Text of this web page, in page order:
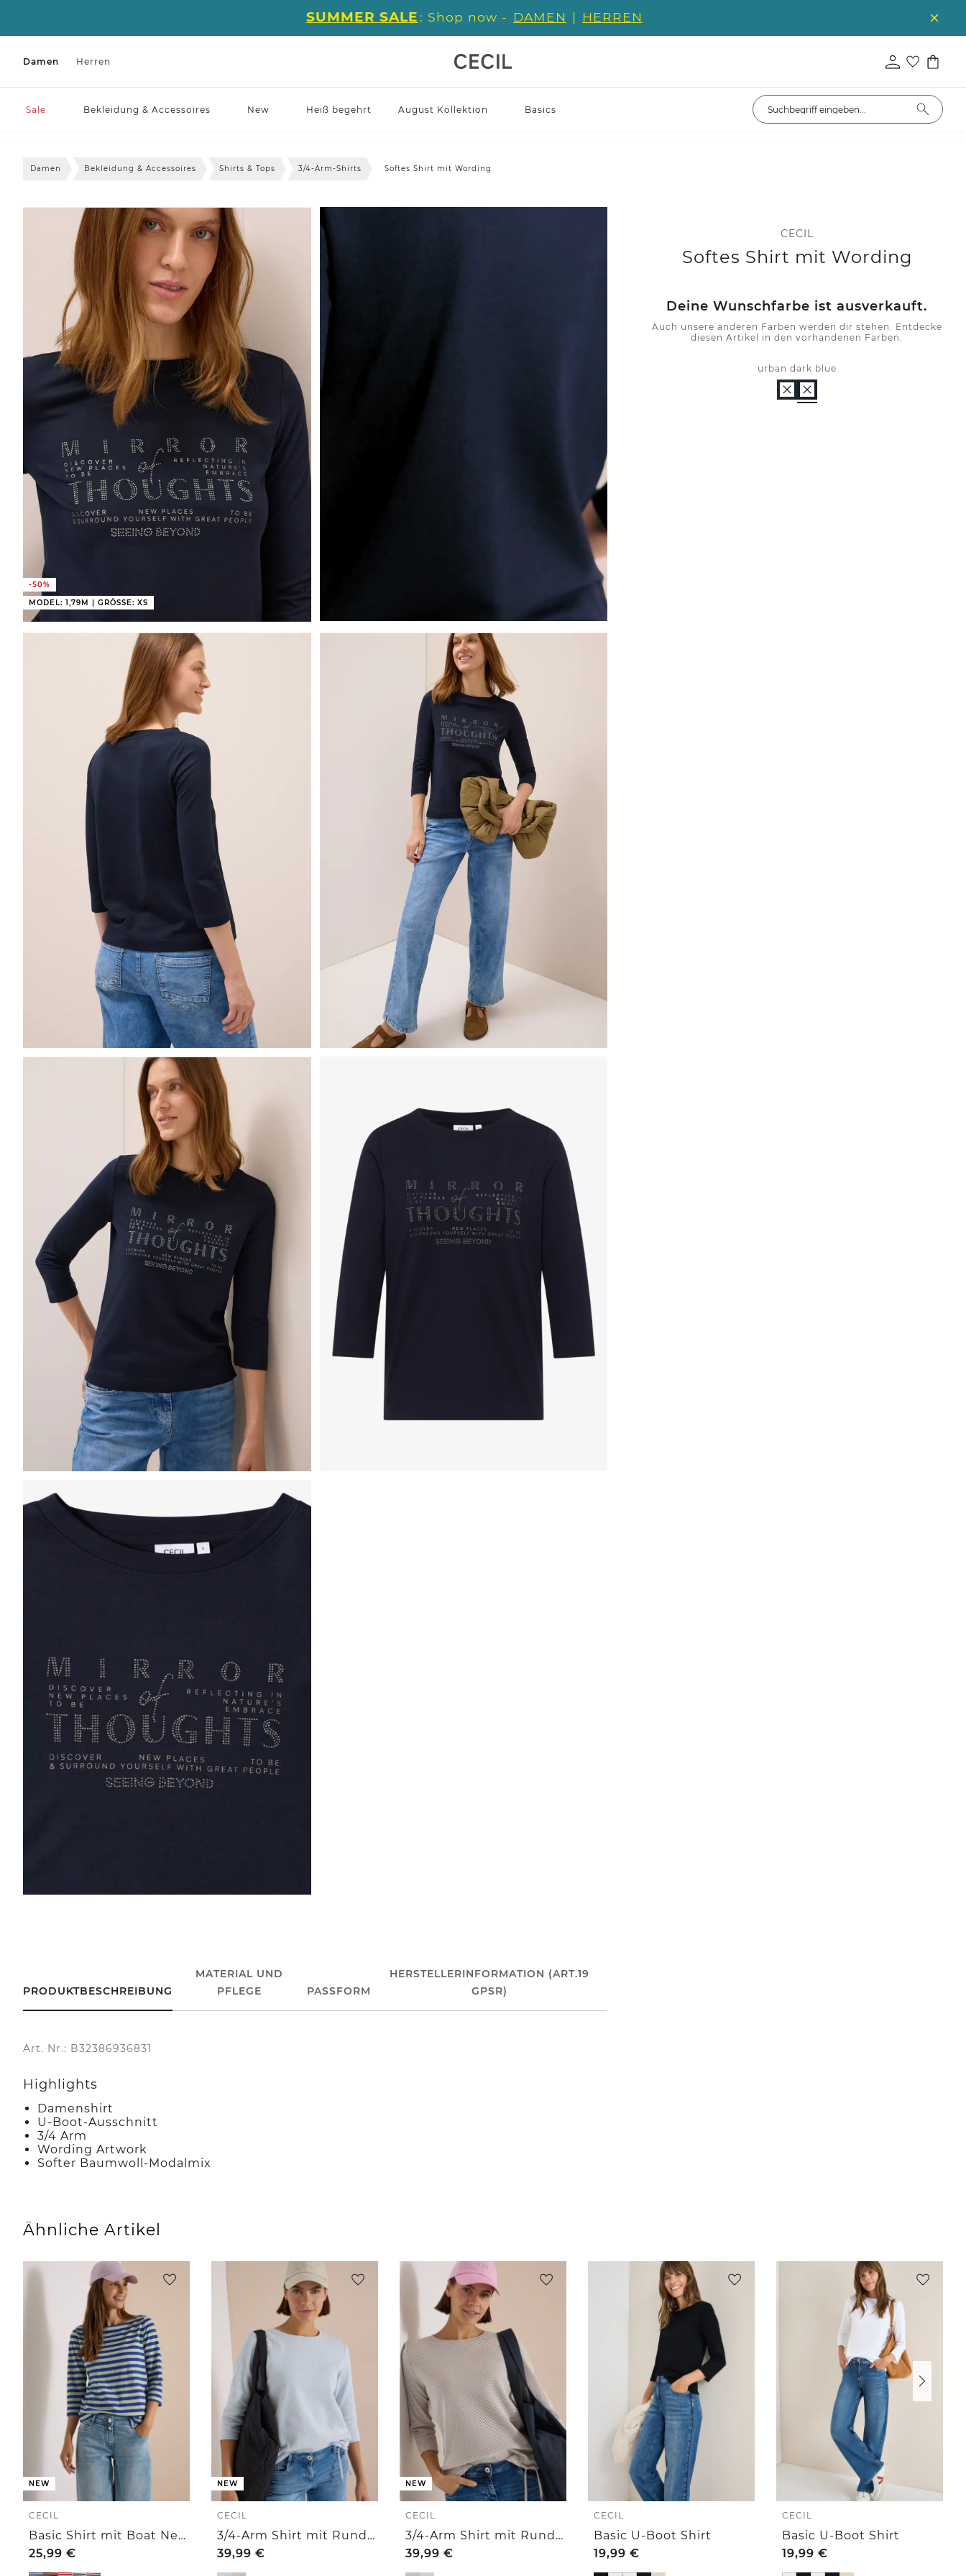
SUMMER SALE : Shop now - DAMEN | HERREN
Damen Herren
Sale Bekleidung & Accessoires New Heiß begehrt August Kollektion Basics
Damen Bekleidung & Accessoires Shirts & Tops 3/4-Arm-Shirts Softes Shirt mit Wording
-50%
MODEL: 1,79M | GRÖSSE: XS
CECIL
Softes Shirt mit Wording
Deine Wunschfarbe ist ausverkauft.
Auch unsere anderen Farben werden dir stehen. Entdecke
diesen Artikel in den vorhandenen Farben.
urban dark blue
PRODUKTBESCHREIBUNG
MATERIAL UND
PFLEGE
PASSFORM
HERSTELLERINFORMATION (ART.19
GPSR)
Art. Nr.: B32386936831
Highlights
Damenshirt
U-Boot-Ausschnitt
3/4 Arm
Wording Artwork
Softer Baumwoll-Modalmix
Ähnliche Artikel
NEW
CECIL
Basic Shirt mit Boat Neck und Streifen
25,99 €
NEW
CECIL
3/4-Arm Shirt mit Rundhals und Struktur
39,99 €
NEW
CECIL
3/4-Arm Shirt mit Rundhals und Struktur
39,99 €
CECIL
Basic U-Boot Shirt
19,99 €
CECIL
Basic U-Boot Shirt
19,99 €